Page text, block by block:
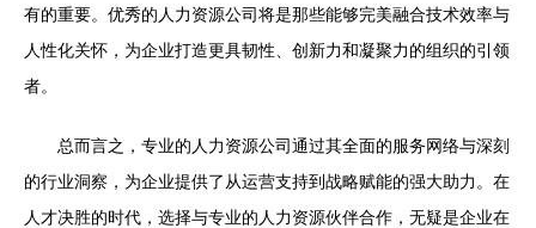
有的重要。优秀的人力资源公司将是那些能够完美融合技术效率与
人性化关怀，为企业打造更具韧性、创新力和凝聚力的组织的引领
者。
总而言之，专业的人力资源公司通过其全面的服务网络与深刻
的行业洞察，为企业提供了从运营支持到战略赋能的强大助力。在
人才决胜的时代，选择与专业的人力资源伙伴合作，无疑是企业在